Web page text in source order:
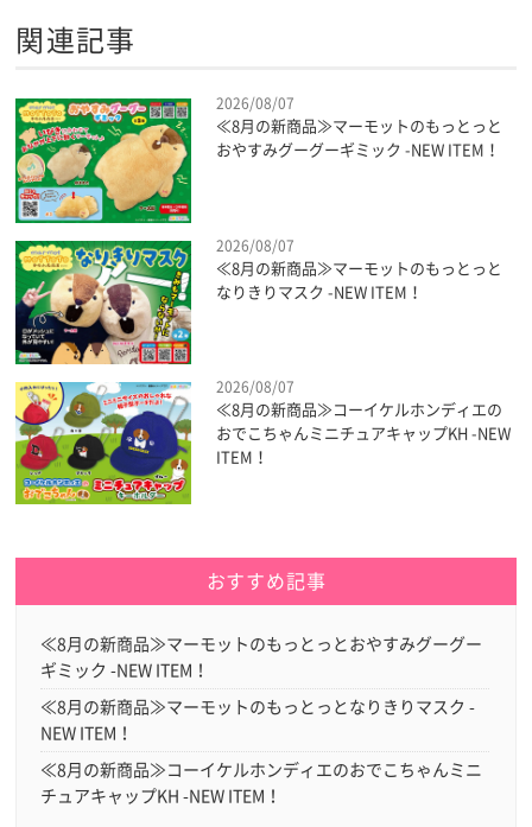
関連記事
2026/08/07
≪8月の新商品≫マーモットのもっとっと
おやすみグーグーギミック -NEW ITEM！
2026/08/07
≪8月の新商品≫マーモットのもっとっと
なりきりマスク -NEW ITEM！
2026/08/07
≪8月の新商品≫コーイケルホンディエの
おでこちゃんミニチュアキャップKH -NEW
ITEM！
おすすめ記事
≪8月の新商品≫マーモットのもっとっとおやすみグーグー
ギミック -NEW ITEM！
≪8月の新商品≫マーモットのもっとっとなりきりマスク -
NEW ITEM！
≪8月の新商品≫コーイケルホンディエのおでこちゃんミニ
チュアキャップKH -NEW ITEM！